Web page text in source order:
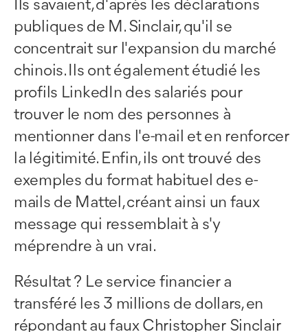
Ils savaient, d'après les déclarations
publiques de M. Sinclair, qu'il se
concentrait sur l'expansion du marché
chinois. Ils ont également étudié les
profils LinkedIn des salariés pour
trouver le nom des personnes à
mentionner dans l'e-mail et en renforcer
la légitimité. Enfin, ils ont trouvé des
exemples du format habituel des e-
mails de Mattel, créant ainsi un faux
message qui ressemblait à s'y
méprendre à un vrai.
Résultat ? Le service financier a
transféré les 3 millions de dollars, en
répondant au faux Christopher Sinclair